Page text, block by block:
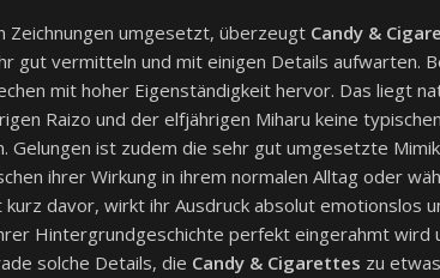
Zeichnungen umgesetzt, überzeugt Candy &
gut vermitteln und mit einigen Details aufwarten.
mit hoher Eigenständigkeit hervor. Das liegt
Raizo und der elfjährigen Miharu keine
Gelungen ist zudem die sehr gut umgesetzte
ihrer Wirkung in ihrem normalen Alltag oder
davor, wirkt ihr Ausdruck absolut emotionslos
Hintergrundgeschichte perfekt eingerahmt wird
solche Details, die Candy & Cigarettes zu